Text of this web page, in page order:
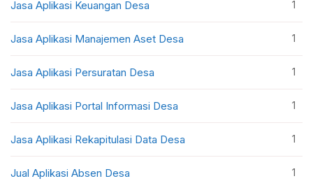
Jasa Aplikasi Keuangan Desa 1
Jasa Aplikasi Manajemen Aset Desa 1
Jasa Aplikasi Persuratan Desa 1
Jasa Aplikasi Portal Informasi Desa 1
Jasa Aplikasi Rekapitulasi Data Desa 1
Jual Aplikasi Absen Desa 1